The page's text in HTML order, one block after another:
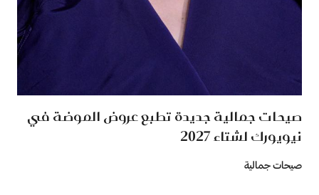
صيحات جمالية جديدة تطبع عروض الموضة في
نيويورك لشتاء 2027
صيحات جمالية